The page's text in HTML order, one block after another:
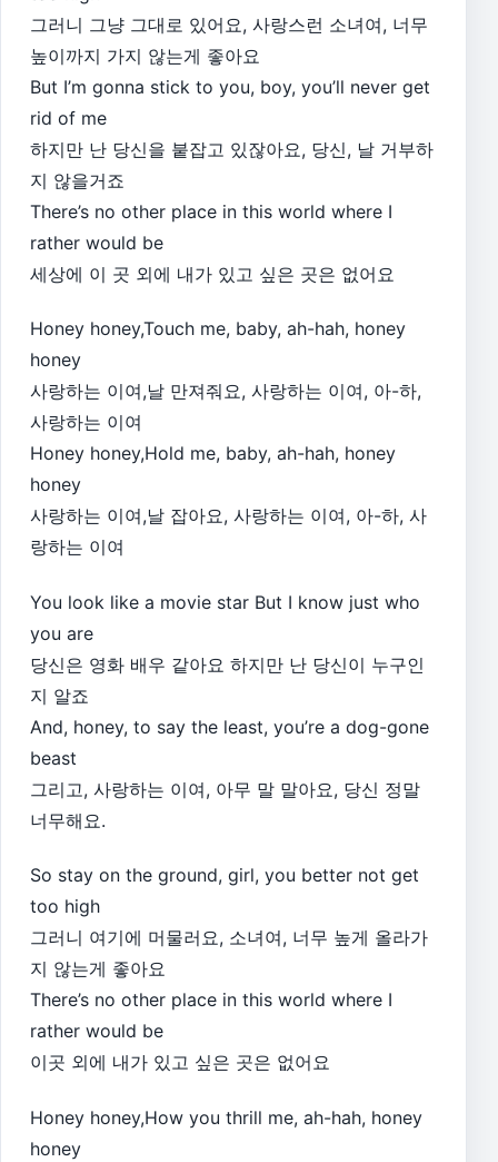
그러니 그냥 그대로 있어요, 사랑스런 소녀여, 너무
높이까지 가지 않는게 좋아요
But I’m gonna stick to you, boy, you’ll never get
rid of me
하지만 난 당신을 붙잡고 있잖아요, 당신, 날 거부하
지 않을거죠
There’s no other place in this world where I
rather would be
세상에 이 곳 외에 내가 있고 싶은 곳은 없어요
Honey honey,Touch me, baby, ah-hah, honey
honey
사랑하는 이여,날 만져줘요, 사랑하는 이여, 아-하,
사랑하는 이여
Honey honey,Hold me, baby, ah-hah, honey
honey
사랑하는 이여,날 잡아요, 사랑하는 이여, 아-하, 사
랑하는 이여
You look like a movie star But I know just who
you are
당신은 영화 배우 같아요 하지만 난 당신이 누구인
지 알죠
And, honey, to say the least, you’re a dog-gone
beast
그리고, 사랑하는 이여, 아무 말 말아요, 당신 정말
너무해요.
So stay on the ground, girl, you better not get
too high
그러니 여기에 머물러요, 소녀여, 너무 높게 올라가
지 않는게 좋아요
There’s no other place in this world where I
rather would be
이곳 외에 내가 있고 싶은 곳은 없어요
Honey honey,How you thrill me, ah-hah, honey
honey